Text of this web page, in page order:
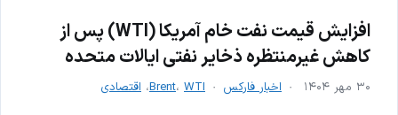
افزایش قیمت نفت خام آمریکا (WTI) پس از
کاهش غیرمنتظره ذخایر نفتی ایالات متحده
۳۰ مهر ۱۴۰۴ اخبار فارکس Brent، WTI ، اقتصادی